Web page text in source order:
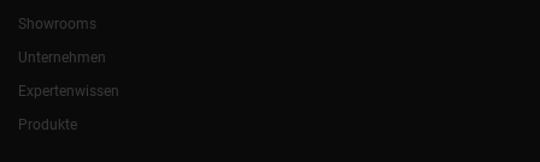
Showrooms
Unternehmen
Expertenwissen
Produkte